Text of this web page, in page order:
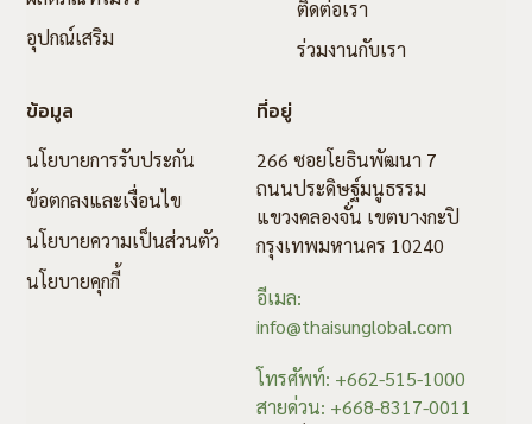
อุปกณ์เสริม
ติดต่อเรา
ร่วมงานกับเรา
ข้อมูล
นโยบายการรับประกัน
ข้อตกลงและเงื่อนไข
นโยบายความเป็นส่วนตัว
นโยบายคุกกี้
ที่อยู่
266 ซอยโยธินพัฒนา 7
ถนนประดิษฐ์มนูธรรม
แขวงคลองจั่น เขตบางกะปิ
กรุงเทพมหานคร 10240
อีเมล:
info@thaisunglobal.com
โทรศัพท์: +662-515-1000
สายด่วน: +668-8317-0011